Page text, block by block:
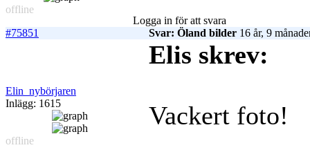
offline
Logga in för att svara
#75851
Svar: Öland bilder 16 år, 9
Elin_nybörjaren
Inlägg: 1615
offline
Elis skrev:
Vackert foto!